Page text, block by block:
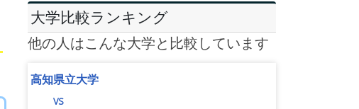
大学比較ランキング
他の人はこんな大学と比較しています
高知県立大学
vs